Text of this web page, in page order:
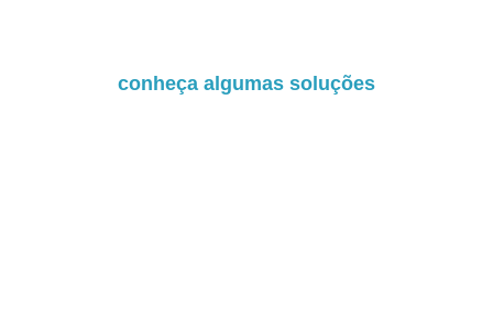
conheça algumas soluções